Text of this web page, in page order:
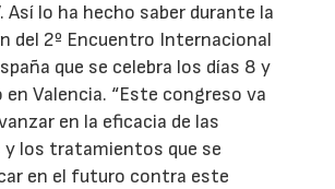
Así lo ha hecho saber durante la
del 2º Encuentro Internacional
que se celebra los días 8 y
en Valencia. “Este congreso va
en la eficacia de las
los tratamientos que se
en el futuro contra este